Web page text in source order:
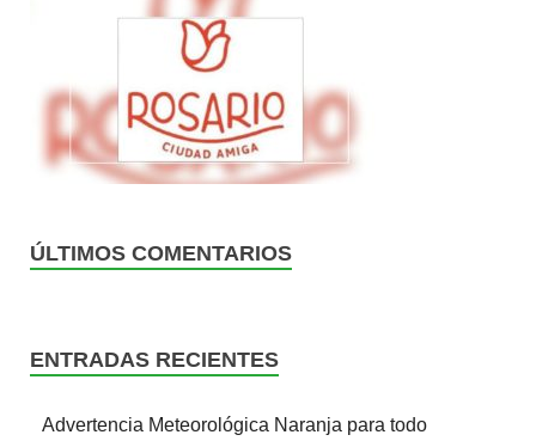
ÚLTIMOS COMENTARIOS
ENTRADAS RECIENTES
Advertencia Meteorológica Naranja para todo